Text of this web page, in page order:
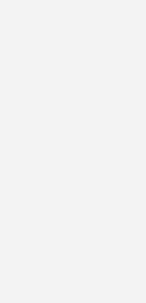
Nachfrage
wie vor die Mikro-
führend ist. Laut
über 3.000
und Europas ist die
was
bei der Förderung
KWK im gesamten
im Jahr 2022 bei,
immer mehr